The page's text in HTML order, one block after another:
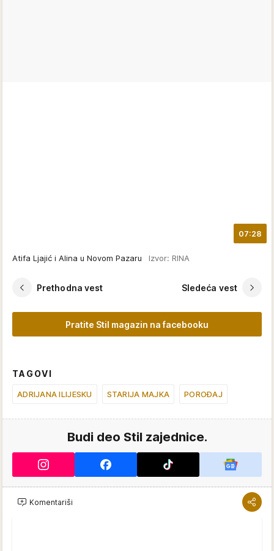
07:28
Atifa Ljajić i Alina u Novom Pazaru Izvor: RINA
Prethodna vest Sledeća vest
Pratite Stil magazin na facebooku
TAGOVI
ADRIJANA ILIJESKU STARIJA MAJKA POROĐAJ
Budi deo Stil zajednice.
Komentariši